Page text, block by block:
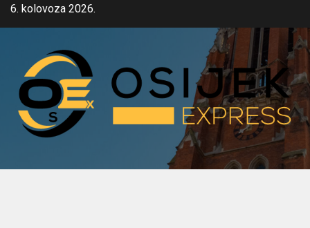
Skip6. kolovoza 2026.